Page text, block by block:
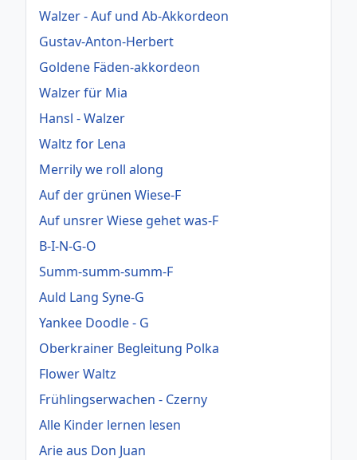
Walzer - Auf und Ab-Akkordeon
Gustav-Anton-Herbert
Goldene Fäden-akkordeon
Walzer für Mia
Hansl - Walzer
Waltz for Lena
Merrily we roll along
Auf der grünen Wiese-F
Auf unsrer Wiese gehet was-F
B-I-N-G-O
Summ-summ-summ-F
Auld Lang Syne-G
Yankee Doodle - G
Oberkrainer Begleitung Polka
Flower Waltz
Frühlingserwachen - Czerny
Alle Kinder lernen lesen
Arie aus Don Juan